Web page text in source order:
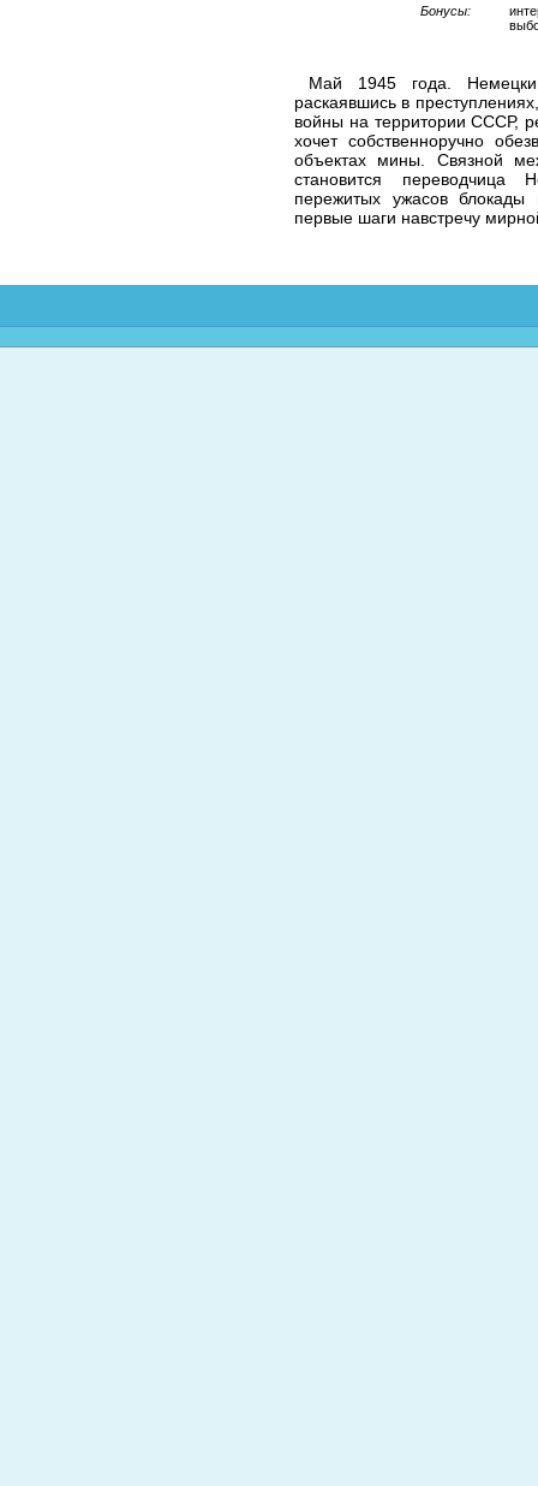
Бонусы:
Май 1945 года.
раскаявшись в
войны на территории СССР,
хочет собственноручно
объектах мины. Связной
становится
пережитых ужасов
первые шаги навстречу